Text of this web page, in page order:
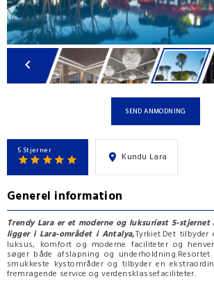
SEND ANMODNING
5 Stjerner Kundu Lara
Generel information
Trendy Lara er et moderne og luksuriøst 5-
ligger i Lara-området i Antalya,Tyrkiet.Det
luksus, komfort og moderne faciliteter og
søger både afslapning og
smukkeste kystområder og tilbyder en
fremragende service og verdensklassefaciliteter.